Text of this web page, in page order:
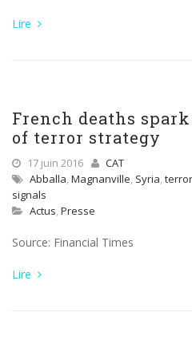
Lire
French deaths
of terror strategy
17 juin 2016
CAT
Abballa, Magnanville, Syria,
signals
Actus, Presse
Source: Financial Times
Lire